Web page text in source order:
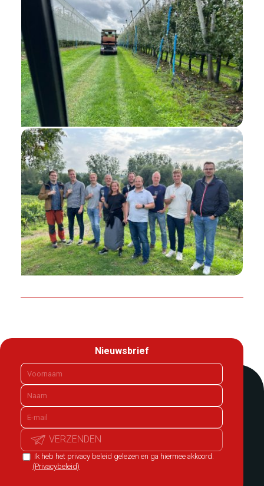
Nieuwsbrief
Ik heb het privacy beleid gelezen en ga hiermee akkoord.
(Privacybeleid)
VERZENDEN